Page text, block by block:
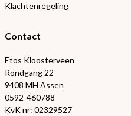
Klachtenregeling
Contact
Etos Kloosterveen
Rondgang 22
9408 MH Assen
0592-460788
KvK nr: 02329527